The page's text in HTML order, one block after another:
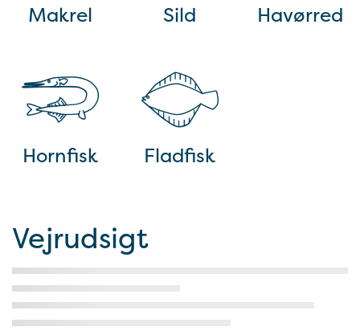
Makrel Sild Havørred
Hornfisk Fladfisk
Vejrudsigt